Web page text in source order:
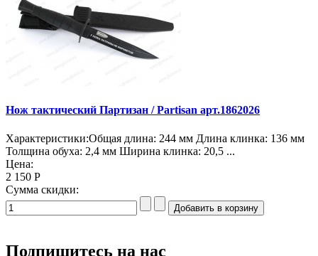
Нож тактический Партизан / Partisan арт.1862026
Характеристики:Общая длина: 244 мм Длина клинка: 136 мм
Толщина обуха: 2,4 мм Ширина клинка: 20,5 ...
Цена:
2 150 Р
Сумма скидки:
Подпишитесь на нас